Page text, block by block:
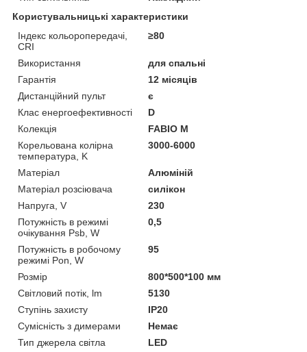
Користувальницькі характеристики
Індекс кольоропередачі,
CRI
≥80
Використання
для спальні
Гарантія
12 місяців
Дистанційний пульт
є
Клас енергоефективності
D
Колекція
FABIO M
Корельована колірна
температура, K
3000-6000
Матеріал
Алюміній
Матеріал розсіювача
силікон
Напруга, V
230
Потужність в режимі
очікування Psb, W
0,5
Потужність в робочому
режимі Pon, W
95
Розмір
800*500*100 мм
Світловий потік, lm
5130
Ступінь захисту
IP20
Сумісність з димерами
Немає
Тип джерела світла
LED